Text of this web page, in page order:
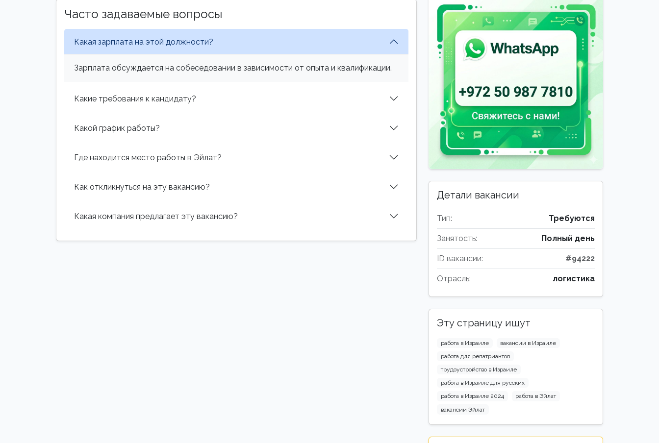
Часто задаваемые вопросы
Какая зарплата на этой должности?
Зарплата обсуждается на собеседовании в зависимости от опыта и квалификации.
Какие требования к кандидату?
Какой график работы?
Где находится место работы в Эйлат?
Как откликнуться на эту вакансию?
Какая компания предлагает эту вакансию?
Детали вакансии
Тип: Требуются
Занятость: Полный день
ID вакансии: #94222
Отрасль: логистика
Эту страницу ищут
работа в Израиле
вакансии в Израиле
работа для репатриантов
трудоустройство в Израиле
работа в Израиле для русских
работа в Израиле 2024
работа в Эйлат
вакансии Эйлат